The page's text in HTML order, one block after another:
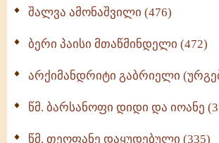
შალვა ამონაშვილი (476)
ბერი პაისი მთაწმინდელი (472)
არქიმანდრიტი გაბრიელი
წმ. ბარსანოფი დიდი და იოანე
წმ. თეოფანე დაყუდებული (335)